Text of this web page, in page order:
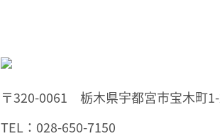
〒320-0061 栃木県宇都宮市宝木町
TEL：028-650-7150